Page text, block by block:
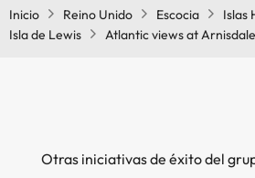
Inicio
Reino Unido Escocia
Islas
Isla de Lewis
Atlantic views at
Otras iniciativas de éxito del